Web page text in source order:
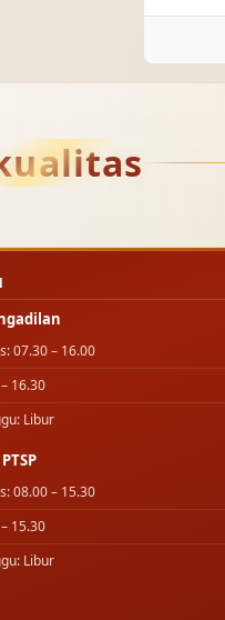
07.30 – 16.00
16.30
Libur
08.00 – 15.30
15.30
Libur